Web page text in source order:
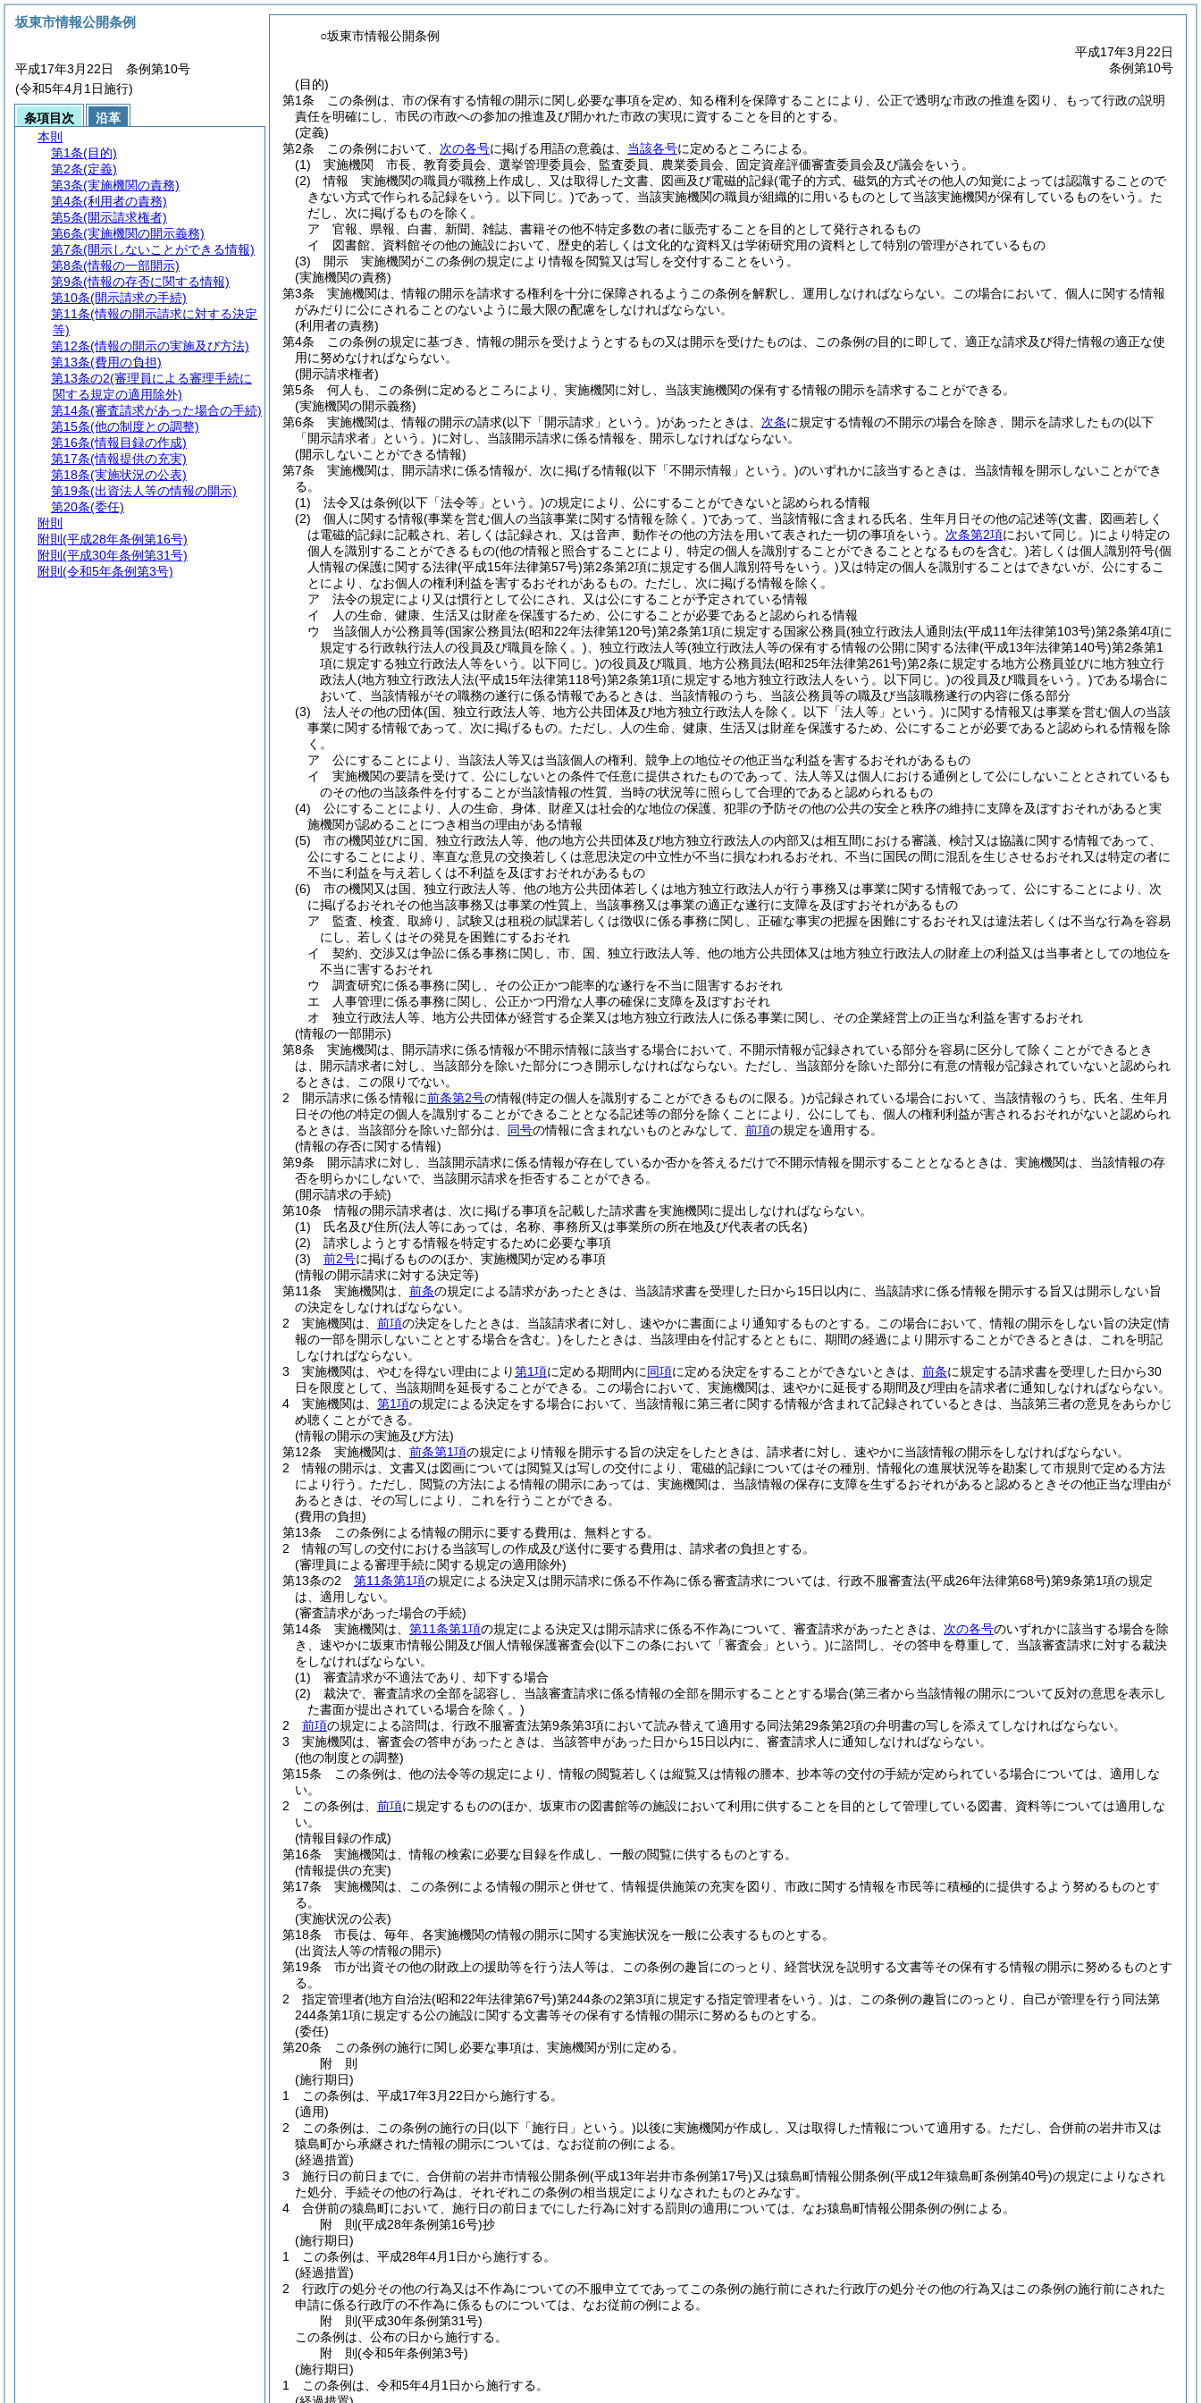
○坂東市情報公開条例
平成17年3月22日
条例第10号
(目的)
第1条
この条例は、市の保有する情報の開示に関し必要な事項を定め、知る権利を保障することにより、公正で透明な市政の推進を図り、もって行政の説明
責任を明確にし、市民の市政への参加の推進及び開かれた市政の実現に資することを目的とする。
(定義)
第2条
この条例において、 次の各号に掲げる用語の意義は、 当該各号に定めるところによる。
(1)
実施機関 市長、教育委員会、選挙管理委員会、監査委員、農業委員会、固定資産評価審査委員会及び議会をいう。
(2)
情報 実施機関の職員が職務上作成し、又は取得した文書、図画及び電磁的記録(電子的方式、磁気的方式その他人の知覚によっては認識することので
きない方式で作られる記録をいう。以下同じ。)であって、当該実施機関の職員が組織的に用いるものとして当該実施機関が保有しているものをいう。 た
だし、次に掲げるものを除く。
ア
官報、県報、白書、新聞、雑誌、書籍その他不特定多数の者に販売することを目的として発行されるもの
イ
図書館、資料館その他の施設において、歴史的若しくは文化的な資料又は学術研究用の資料として特別の管理がされているもの
(3)
開示 実施機関がこの条例の規定により情報を閲覧又は写しを交付することをいう。
(実施機関の責務)
第3条
実施機関は、情報の開示を請求する権利を十分に保障されるようこの条例を解釈し、運用しなければならない。
この場合において、個人に関する情報
がみだりに公にされることのないように最大限の配慮をしなければならない。
(利用者の責務)
第4条
この条例の規定に基づき、情報の開示を受けようとするもの又は開示を受けたものは、この条例の目的に即して、適正な請求及び得た情報の適正な使
用に努めなければならない。
(開示請求権者)
第5条
何人も、この条例に定めるところにより、実施機関に対し、当該実施機関の保有する情報の開示を請求することができる。
(実施機関の開示義務)
第6条
実施機関は、情報の開示の請求(以下「開示請求」という。)があったときは、 次条に規定する情報の不開示の場合を除き、開示を請求したもの(以下
「開示請求者」という。)に対し、当該開示請求に係る情報を、開示しなければならない。
(開示しないことができる情報)
第7条
実施機関は、開示請求に係る情報が、次に掲げる情報(以下「不開示情報」という。)のいずれかに該当するときは、当該情報を開示しないことができ
る。
(1)
法令又は条例(以下「法令等」という。)の規定により、公にすることができないと認められる情報
(2)
個人に関する情報(事業を営む個人の当該事業に関する情報を除く。)であって、当該情報に含まれる氏名、生年月日その他の記述等(文書、図画若しく
は電磁的記録に記載され、若しくは記録され、又は音声、動作その他の方法を用いて表された一切の事項をいう。 次条第2項において同じ。)により特定の
個人を識別することができるもの(他の情報と照合することにより、特定の個人を識別することができることとなるものを含む。)若しくは個人識別符号(個
人情報の保護に関する法律(平成15年法律第57号)第2条第2項に規定する個人識別符号をいう。)又は特定の個人を識別することはできないが、公にするこ
とにより、なお個人の権利利益を害するおそれがあるもの。 ただし、次に掲げる情報を除く。
ア
法令の規定により又は慣行として公にされ、又は公にすることが予定されている情報
イ
人の生命、健康、生活又は財産を保護するため、公にすることが必要であると認められる情報
ウ
当該個人が公務員等(国家公務員法(昭和22年法律第120号)第2条第1項に規定する国家公務員(独立行政法人通則法(平成11年法律第103号)第2条第4項に
規定する行政執行法人の役員及び職員を除く。) 、独立行政法人等(独立行政法人等の保有する情報の公開に関する法律(平成13年法律第140号)第2条第1
項に規定する独立行政法人等をいう。以下同じ。)の役員及び職員、地方公務員法(昭和25年法律第261号)第2条に規定する地方公務員並びに地方独立行
政法人(地方独立行政法人法(平成15年法律第118号)第2条第1項に規定する地方独立行政法人をいう。以下同じ。)の役員及び職員をいう。)である場合に
おいて、当該情報がその職務の遂行に係る情報であるときは、当該情報のうち、当該公務員等の職及び当該職務遂行の内容に係る部分
(3)
法人その他の団体(国、独立行政法人等、地方公共団体及び地方独立行政法人を除く。以下「法人等」という。)に関する情報又は事業を営む個人の当該
事業に関する情報であって、次に掲げるもの。 ただし、人の生命、健康、生活又は財産を保護するため、公にすることが必要であると認められる情報を除
く。
ア
公にすることにより、当該法人等又は当該個人の権利、競争上の地位その他正当な利益を害するおそれがあるもの
イ
実施機関の要請を受けて、公にしないとの条件で任意に提供されたものであって、法人等又は個人における通例として公にしないこととされているも
のその他の当該条件を付することが当該情報の性質、当時の状況等に照らして合理的であると認められるもの
(4)
公にすることにより、人の生命、身体、財産又は社会的な地位の保護、犯罪の予防その他の公共の安全と秩序の維持に支障を及ぼすおそれがあると実
施機関が認めることにつき相当の理由がある情報
(5)
市の機関並びに国、独立行政法人等、他の地方公共団体及び地方独立行政法人の内部又は相互間における審議、検討又は協議に関する情報であって、
公にすることにより、率直な意見の交換若しくは意思決定の中立性が不当に損なわれるおそれ、不当に国民の間に混乱を生じさせるおそれ又は特定の者に
不当に利益を与え若しくは不利益を及ぼすおそれがあるもの
(6)
市の機関又は国、独立行政法人等、他の地方公共団体若しくは地方独立行政法人が行う事務又は事業に関する情報であって、公にすることにより、次
に掲げるおそれその他当該事務又は事業の性質上、当該事務又は事業の適正な遂行に支障を及ぼすおそれがあるもの
ア
監査、検査、取締り、試験又は租税の賦課若しくは徴収に係る事務に関し、正確な事実の把握を困難にするおそれ又は違法若しくは不当な行為を容易
にし、若しくはその発見を困難にするおそれ
イ
契約、交渉又は争訟に係る事務に関し、市、国、独立行政法人等、他の地方公共団体又は地方独立行政法人の財産上の利益又は当事者としての地位を
不当に害するおそれ
ウ
調査研究に係る事務に関し、その公正かつ能率的な遂行を不当に阻害するおそれ
エ
人事管理に係る事務に関し、公正かつ円滑な人事の確保に支障を及ぼすおそれ
オ
独立行政法人等、地方公共団体が経営する企業又は地方独立行政法人に係る事業に関し、その企業経営上の正当な利益を害するおそれ
(情報の一部開示)
第8条
実施機関は、開示請求に係る情報が不開示情報に該当する場合において、不開示情報が記録されている部分を容易に区分して除くことができるとき
は、開示請求者に対し、当該部分を除いた部分につき開示しなければならない。 ただし、当該部分を除いた部分に有意の情報が記録されていないと認められ
るときは、この限りでない。
2
開示請求に係る情報に前条第2号の情報(特定の個人を識別することができるものに限る。)が記録されている場合において、当該情報のうち、氏名、生年月
日その他の特定の個人を識別することができることとなる記述等の部分を除くことにより、公にしても、個人の権利利益が害されるおそれがないと認められ
るときは、当該部分を除いた部分は、 同号の情報に含まれないものとみなして、 前項の規定を適用する。
(情報の存否に関する情報)
第9条
開示請求に対し、当該開示請求に係る情報が存在しているか否かを答えるだけで不開示情報を開示することとなるときは、実施機関は、当該情報の存
否を明らかにしないで、当該開示請求を拒否することができる。
(開示請求の手続)
第10条
情報の開示請求者は、次に掲げる事項を記載した請求書を実施機関に提出しなければならない。
(1)
氏名及び住所(法人等にあっては、名称、事務所又は事業所の所在地及び代表者の氏名)
(2)
請求しようとする情報を特定するために必要な事項
(3)
前2号に掲げるもののほか、実施機関が定める事項
(情報の開示請求に対する決定等)
第11条
実施機関は、 前条の規定による請求があったときは、当該請求書を受理した日から15日以内に、当該請求に係る情報を開示する旨又は開示しない旨
の決定をしなければならない。
2
実施機関は、 前項の決定をしたときは、当該請求者に対し、速やかに書面により通知するものとする。 この場合において、情報の開示をしない旨の決定(情
報の一部を開示しないこととする場合を含む。)をしたときは、当該理由を付記するとともに、期間の経過により開示することができるときは、これを明記
しなければならない。
3
実施機関は、やむを得ない理由により第1項に定める期間内に同項に定める決定をすることができないときは、 前条に規定する請求書を受理した日から30
日を限度として、当該期間を延長することができる。
この場合において、実施機関は、速やかに延長する期間及び理由を請求者に通知しなければならない。
4
実施機関は、 第1項の規定による決定をする場合において、当該情報に第三者に関する情報が含まれて記録されているときは、当該第三者の意見をあらかじ
め聴くことができる。
(情報の開示の実施及び方法)
第12条
実施機関は、 前条第1項の規定により情報を開示する旨の決定をしたときは、請求者に対し、速やかに当該情報の開示をしなければならない。
2
情報の開示は、文書又は図画については閲覧又は写しの交付により、電磁的記録についてはその種別、情報化の進展状況等を勘案して市規則で定める方法
により行う。 ただし、閲覧の方法による情報の開示にあっては、実施機関は、当該情報の保存に支障を生ずるおそれがあると認めるときその他正当な理由が
あるときは、その写しにより、これを行うことができる。
(費用の負担)
第13条
この条例による情報の開示に要する費用は、無料とする。
2
情報の写しの交付における当該写しの作成及び送付に要する費用は、請求者の負担とする。
(審理員による審理手続に関する規定の適用除外)
第13条の2
第11条第1項の規定による決定又は開示請求に係る不作為に係る審査請求については、行政不服審査法(平成26年法律第68号)第9条第1項の規定
は、適用しない。
(審査請求があった場合の手続)
第14条
実施機関は、 第11条第1項の規定による決定又は開示請求に係る不作為について、審査請求があったときは、 次の各号のいずれかに該当する場合を除
き、速やかに坂東市情報公開及び個人情報保護審査会(以下この条において「審査会」という。)に諮問し、その答申を尊重して、当該審査請求に対する裁決
をしなければならない。
(1)
審査請求が不適法であり、却下する場合
(2)
裁決で、審査請求の全部を認容し、当該審査請求に係る情報の全部を開示することとする場合(第三者から当該情報の開示について反対の意思を表示し
た書面が提出されている場合を除く。)
2
前項の規定による諮問は、行政不服審査法第9条第3項において読み替えて適用する同法第29条第2項の弁明書の写しを添えてしなければならない。
3
実施機関は、審査会の答申があったときは、当該答申があった日から15日以内に、審査請求人に通知しなければならない。
(他の制度との調整)
第15条
この条例は、他の法令等の規定により、情報の閲覧若しくは縦覧又は情報の謄本、抄本等の交付の手続が定められている場合については、適用しな
い。
2
この条例は、 前項に規定するもののほか、坂東市の図書館等の施設において利用に供することを目的として管理している図書、資料等については適用しな
い。
(情報目録の作成)
第16条
実施機関は、情報の検索に必要な目録を作成し、一般の閲覧に供するものとする。
(情報提供の充実)
第17条
実施機関は、この条例による情報の開示と併せて、情報提供施策の充実を図り、市政に関する情報を市民等に積極的に提供するよう努めるものとす
る。
(実施状況の公表)
第18条
市長は、毎年、各実施機関の情報の開示に関する実施状況を一般に公表するものとする。
(出資法人等の情報の開示)
第19条
市が出資その他の財政上の援助等を行う法人等は、この条例の趣旨にのっとり、経営状況を説明する文書等その保有する情報の開示に努めるものとす
る。
2
指定管理者(地方自治法(昭和22年法律第67号)第244条の2第3項に規定する指定管理者をいう。)は、この条例の趣旨にのっとり、自己が管理を行う同法第
244条第1項に規定する公の施設に関する文書等その保有する情報の開示に努めるものとする。
(委任)
第20条
この条例の施行に関し必要な事項は、実施機関が別に定める。
附 則
(施行期日)
1
この条例は、平成17年3月22日から施行する。
(適用)
2
この条例は、この条例の施行の日(以下「施行日」という。)以後に実施機関が作成し、又は取得した情報について適用する。 ただし、合併前の岩井市又は
猿島町から承継された情報の開示については、なお従前の例による。
(経過措置)
3
施行日の前日までに、合併前の岩井市情報公開条例(平成13年岩井市条例第17号)又は猿島町情報公開条例(平成12年猿島町条例第40号)の規定によりなされ
た処分、手続その他の行為は、それぞれこの条例の相当規定によりなされたものとみなす。
4
合併前の猿島町において、施行日の前日までにした行為に対する罰則の適用については、なお猿島町情報公開条例の例による。
附 則(平成28年条例第16号)抄
(施行期日)
1
この条例は、平成28年4月1日から施行する。
(経過措置)
2
行政庁の処分その他の行為又は不作為についての不服申立てであってこの条例の施行前にされた行政庁の処分その他の行為又はこの条例の施行前にされた
申請に係る行政庁の不作為に係るものについては、なお従前の例による。
附 則(平成30年条例第31号)
この条例は、公布の日から施行する。
附 則(令和5年条例第3号)
(施行期日)
1
この条例は、令和5年4月1日から施行する。
坂東市情報公開条例
平成17年3月22日 条例第10号
(令和5年4月1日施行)
条項目次
沿革
本則
第1条(目的)
第2条(定義)
第3条(実施機関の責務)
第4条(利用者の責務)
第5条(開示請求権者)
第6条(実施機関の開示義務)
第7条(開示しないことができる情報)
第8条(情報の一部開示)
第9条(情報の存否に関する情報)
第10条(開示請求の手続)
第11条(情報の開示請求に対する決定
等)
第12条(情報の開示の実施及び方法)
第13条(費用の負担)
第13条の2(審理員による審理手続に
関する規定の適用除外)
第14条(審査請求があった場合の手続)
第15条(他の制度との調整)
第16条(情報目録の作成)
第17条(情報提供の充実)
第18条(実施状況の公表)
第19条(出資法人等の情報の開示)
第20条(委任)
附則
附則 (平成28年条例第16号)
附則 (平成30年条例第31号)
附則 (令和5年条例第3号)